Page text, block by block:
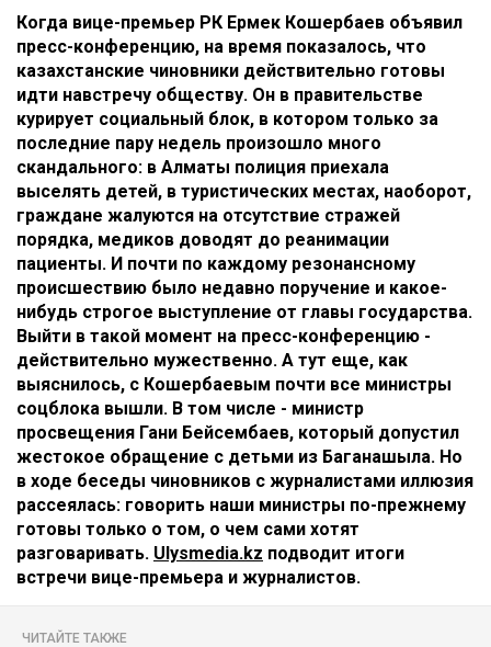
Когда вице-премьер РК Ермек Кошербаев объявил
пресс-конференцию, на время показалось, что
казахстанские чиновники действительно готовы
идти навстречу обществу. Он в правительстве
курирует социальный блок, в котором только за
последние пару недель произошло много
скандального: в Алматы полиция приехала
выселять детей, в туристических местах, наоборот,
граждане жалуются на отсутствие стражей
порядка, медиков доводят до реанимации
пациенты. И почти по каждому резонансному
происшествию было недавно поручение и какое-
нибудь строгое выступление от главы государства.
Выйти в такой момент на пресс-конференцию -
действительно мужественно. А тут еще, как
выяснилось, с Кошербаевым почти все министры
соцблока вышли. В том числе - министр
просвещения Гани Бейсембаев, который допустил
жестокое обращение с детьми из Баганашыла. Но
в ходе беседы чиновников с журналистами иллюзия
рассеялась: говорить наши министры по-прежнему
готовы только о том, о чем сами хотят
разговаривать. Ulysmedia.kz подводит итоги
встречи вице-премьера и журналистов.
ЧИТАЙТЕ ТАКЖЕ